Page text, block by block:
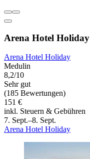
Arena Hotel Holiday
Arena Hotel Holiday
Medulin
8,2/10
Sehr gut
(185 Bewertungen)
151 €
inkl. Steuern & Gebühren
7. Sept.–8. Sept.
Arena Hotel Holiday